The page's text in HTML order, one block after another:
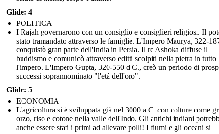
Glide: 4
POLITICA
I Rajah governarono con un consiglio e consiglieri religiosi. Il
stato tramandato attraverso le famiglie. L'Impero Maurya, 322-
conquistò gran parte dell'India in Persia. Il re Ashoka diffuse il
buddismo e comunicò attraverso editti scolpiti nella pietra in tutto
l'impero. L'Impero Gupta, 320-550 d.C., creò un periodo di
successi soprannominato "l'età dell'oro".
Glide: 5
ECONOMIA
L'agricoltura si è sviluppata già nel 3000 a.C. con colture come
orzo, riso e cotone nella valle dell'Indo. Gli antichi indiani
anche essere stati i primi ad allevare polli! I fiumi e gli oceani si